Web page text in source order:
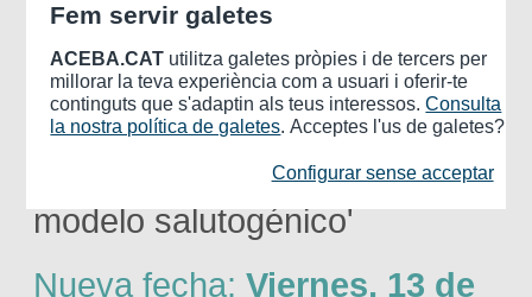
ACEBA
2026. XXVII Jornadas ACEBA
27ª edición de las Jornadas ACEBA
'Con la comunidad. Hacia un
modelo salutogénico'
Nueva fecha:Viernes, 13 de
Fem servir galetes
ACEBA.CAT utilitza galetes pròpies i de tercers per
millorar la teva experiència com a usuari i oferir-te
continguts que s'adaptin als teus interessos.Consulta
la nostra política de galetes. Acceptes l'us de galetes?
Configurar sense acceptar